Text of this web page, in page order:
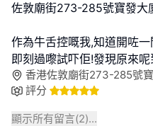
佐敦廟街273-285號寶發
作為牛舌控嘅我,知道開咗
即刻過嚟試吓佢!發現原來呢
香港佐敦廟街273-285號
評分
顯示所有留言(2)...